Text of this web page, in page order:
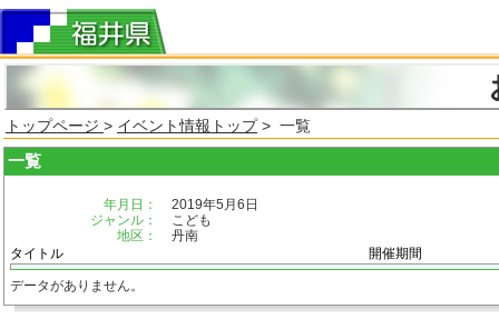
トップページ > イベント情報トップ> 一覧
一覧
年月日：
2019年5月6日
ジャンル：
こども
地区：
丹南
タイトル
開催期間
データがありません。